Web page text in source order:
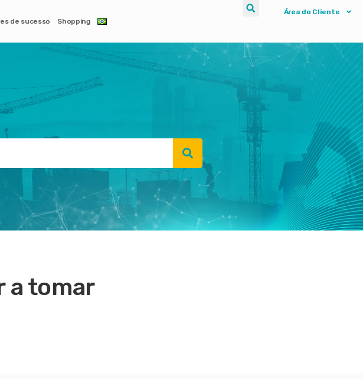
de sucesso Shopping
Área do Cliente
a tomar